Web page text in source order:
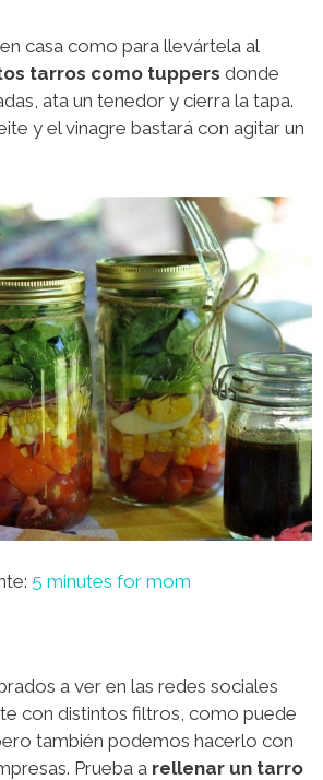
casa como para llevártela al
tarros como tuppers donde
ata un tenedor y cierra la tapa.
y el vinagre bastará con agitar un
5 minutes for mom
a ver en las redes sociales
con distintos filtros, como puede
también podemos hacerlo con
Prueba a rellenar un tarro